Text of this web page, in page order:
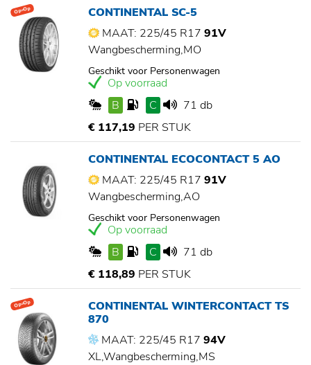
Op=Op
CONTINENTAL SC-5
MAAT: 225/45 R17 91V
Wangbescherming,MO
Geschikt voor Personenwagen
Op voorraad
B
C
71 db
€ 117,19 PER STUK
CONTINENTAL ECOCONTACT 5 AO
MAAT: 225/45 R17 91V
Wangbescherming,AO
Geschikt voor Personenwagen
Op voorraad
B
C
71 db
€ 118,89 PER STUK
Op=Op
CONTINENTAL WINTERCONTACT TS
870
MAAT: 225/45 R17 94V
XL,Wangbescherming,MS